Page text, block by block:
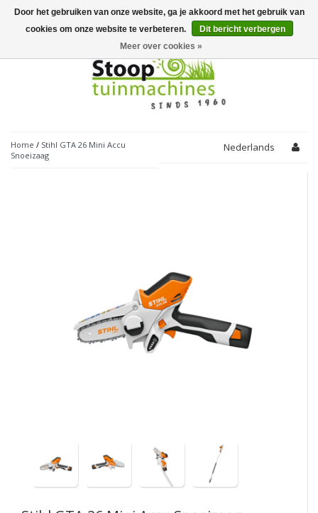
Toggle
navigation
Home / Stihl GTA 26 Mini Accu
Snoeizaag
Nederlands
Door het gebruiken van onze website, ga je akkoord met het gebruik van
cookies om onze website te verbeteren.
Dit bericht verbergen
Meer over cookies »